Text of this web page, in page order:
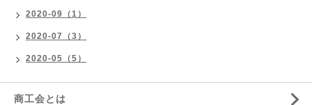
2020-09（1）
2020-07（3）
2020-05（5）
商工会とは